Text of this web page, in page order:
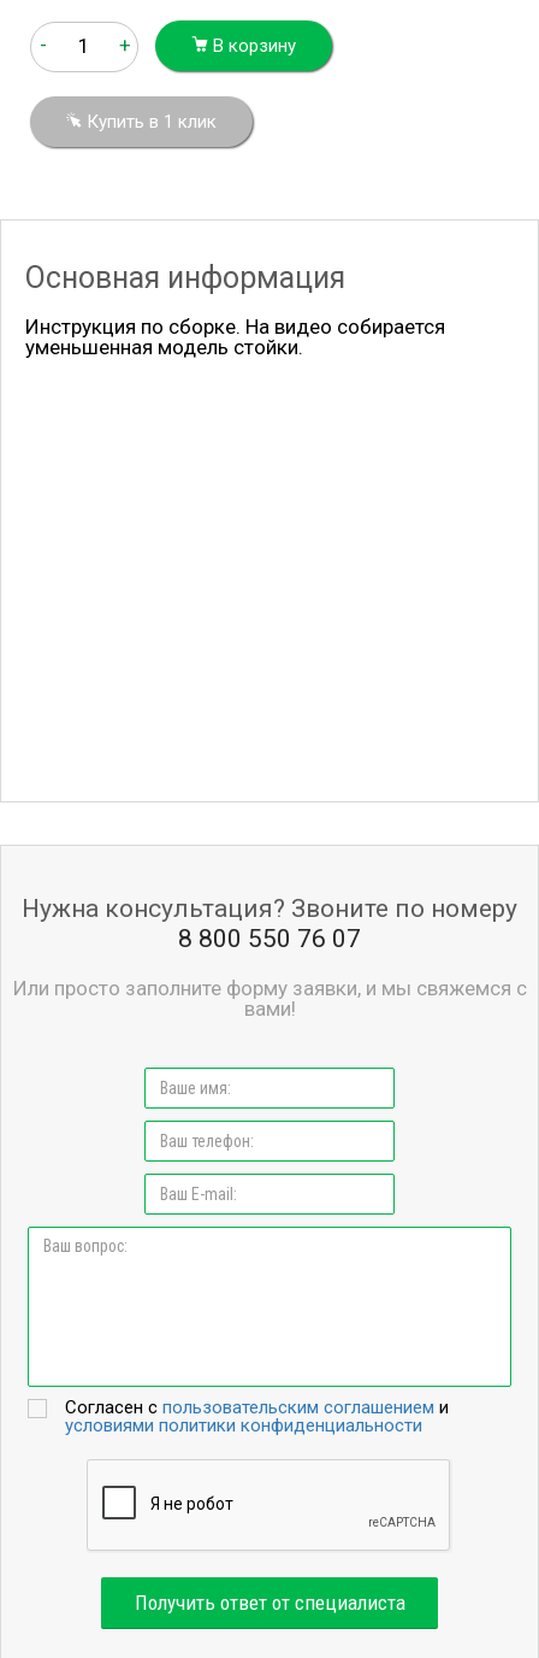
- + В корзину
Купить в 1 клик
Основная информация
Инструкция по сборке. На видео собирается
уменьшенная модель стойки.
Нужна консультация? Звоните по номеру
8 800 550 76 07
Или просто заполните форму заявки, и мы свяжемся с
вами!
Согласен спользовательским соглашением и
условиями политики конфиденциальности
Получить ответ от специалиста